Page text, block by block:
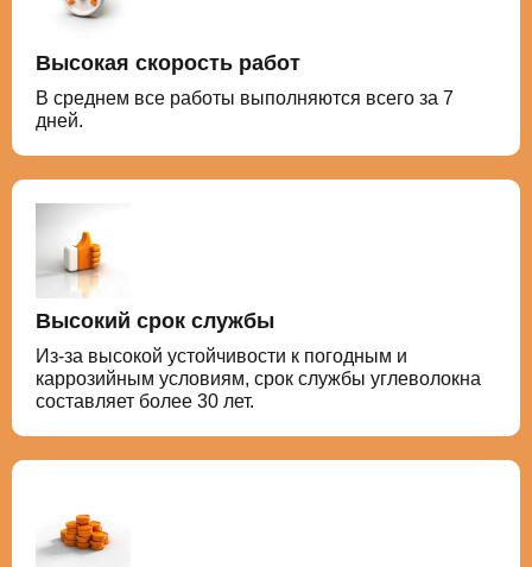
Высокая скорость работ
В среднем все работы выполняются всего за 7
дней.
Высокий срок службы
Из-за высокой устойчивости к погодным и
каррозийным условиям, срок службы углеволокна
составляет более 30 лет.